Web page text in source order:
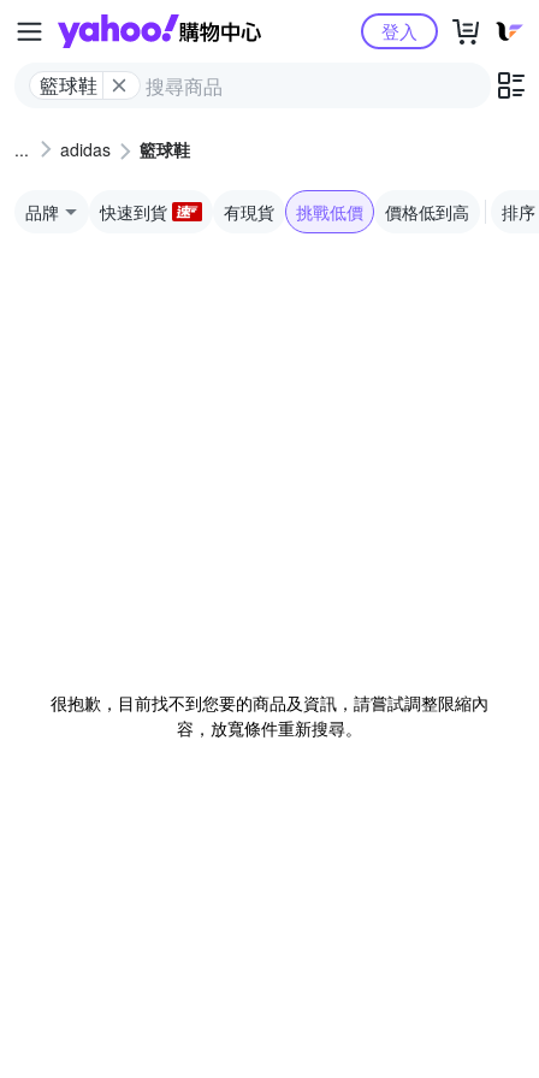
Yahoo購物中心
籃球鞋
登入
adidas 籃球鞋
品牌 快速到貨 有現貨 挑戰低價 價格低到高 排序
很抱歉，目前找不到您要的商品及資訊，請嘗試調整限縮內
容，放寬條件重新搜尋。